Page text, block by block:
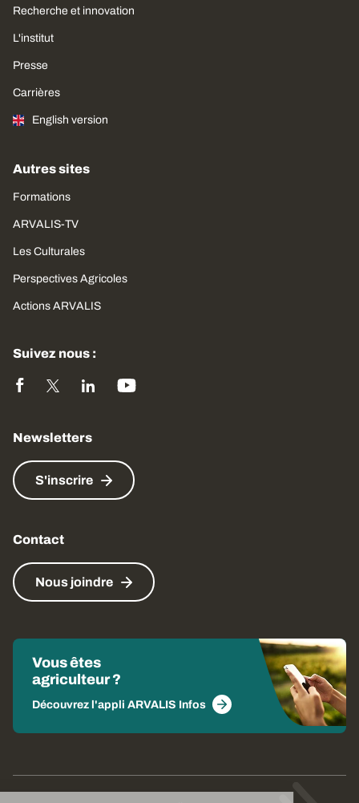
Recherche et innovation
L'institut
Presse
Carrières
English version
Autres sites
Formations
ARVALIS-TV
Les Culturales
Perspectives Agricoles
Actions ARVALIS
Suivez nous :
Newsletters
S'inscrire
Contact
Nous joindre
Vous êtes
agriculteur ?
Découvrez l'appli ARVALIS Infos